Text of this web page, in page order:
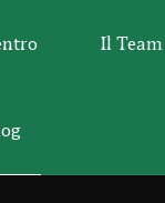
Il Team